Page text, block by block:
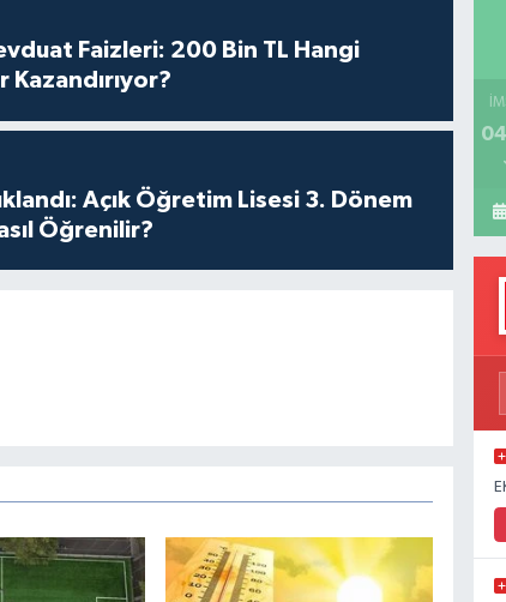
Faizleri: 200 Bin TL Hangi
Kazandırıyor?
Açık Öğretim Lisesi 3. Dönem
Öğrenilir?